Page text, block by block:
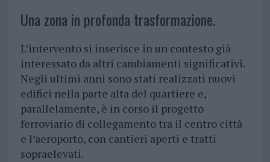
Una zona in profonda trasformazione.
L’intervento si inserisce in un contesto già
interessato da altri cambiamenti significativi.
Negli ultimi anni sono stati realizzati nuovi
edifici nella parte alta del quartiere e,
parallelamente, è in corso il progetto
ferroviario di collegamento tra il centro città
e l’aeroporto, con cantieri aperti e tratti
sopraelevati.